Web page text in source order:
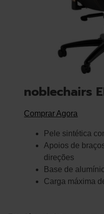
noblechairs
Comprar Agora
Pele sintética
Apoios de
direções
Base de
Carga máxima